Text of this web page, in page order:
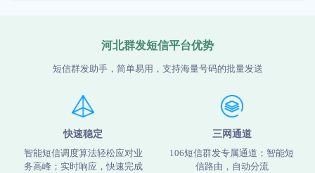
河北群发短信平台优势
短信群发助手，简单易用，支持海量号码的批量发送
快速稳定
智能短信调度算法轻松应对业
务高峰；实时响应，快速完成
三网通道
106短信群发专属通道；智能短
信路由，自动分流